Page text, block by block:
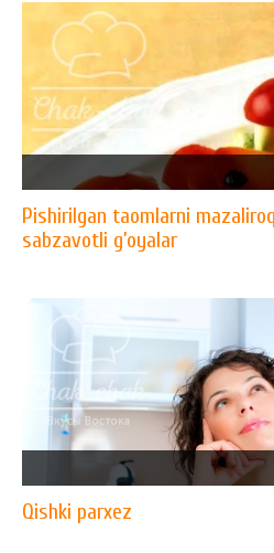
Pishirilgan taomlarni
sabzavotli g’oyalar
Qishki parxez